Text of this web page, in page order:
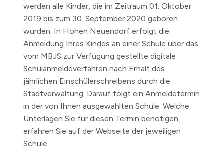
werden alle Kinder, die im Zeitraum 01. Oktober
2019 bis zum 30. September 2020 geboren
wurden. In Hohen Neuendorf erfolgt die
Anmeldung Ihres Kindes an einer Schule über das
vom MBJS zur Verfügung gestellte digitale
Schulanmeldeverfahren nach Erhalt des
jährlichen Einschülerschreibens durch die
Stadtverwaltung. Darauf folgt ein Anmeldetermin
in der von Ihnen ausgewählten Schule. Welche
Unterlagen Sie für diesen Termin benötigen,
erfahren Sie auf der Webseite der jeweiligen
Schule.